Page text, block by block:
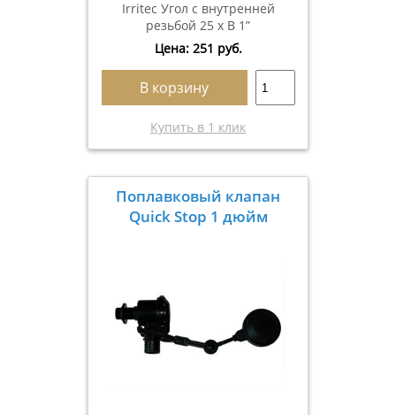
Irritec Угол с внутренней
резьбой 25 х В 1”
Цена: 251 руб.
В корзину
Купить в 1 клик
Поплавковый клапан
Quick Stop 1 дюйм